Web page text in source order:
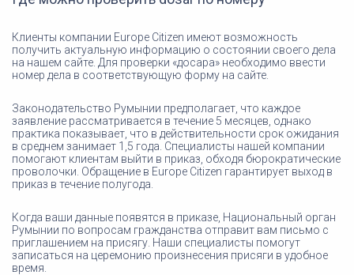
Клиенты компании Europe Citizen имеют возможность
получить актуальную информацию о состоянии своего дела
на нашем сайте. Для проверки «досара» необходимо ввести
номер дела в соответствующую форму на сайте.
Законодательство Румынии предполагает, что каждое
заявление рассматривается в течение 5 месяцев, однако
практика показывает, что в действительности срок ожидания
в среднем занимает 1,5 года. Специалисты нашей компании
помогают клиентам выйти в приказ, обходя бюрократические
проволочки. Обращение в Europe Citizen гарантирует выход в
приказ в течение полугода.
Когда ваши данные появятся в приказе, Национальный орган
Румынии по вопросам гражданства отправит вам письмо с
приглашением на присягу. Наши специалисты помогут
записаться на церемонию произнесения присяги в удобное
время.